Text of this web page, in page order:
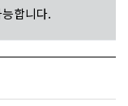
합니다.